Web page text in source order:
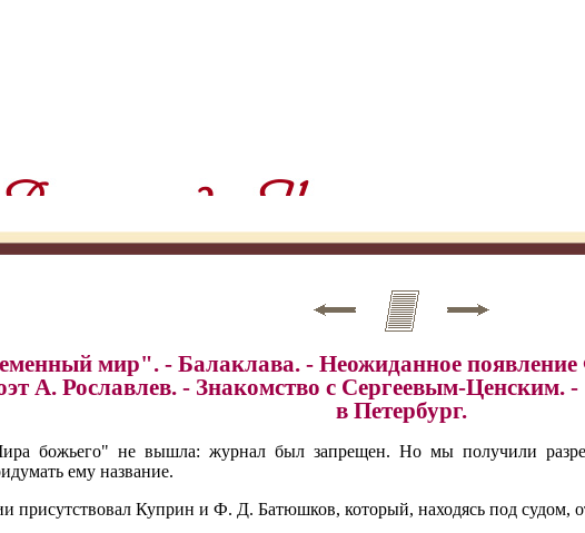
мир". - Балаклава. - Неожиданное
А. Рославлев. - Знакомство с Сергеевым-Ценским.
в Петербург.
божьего" не вышла: журнал был запрещен. Но мы получили
ему название.
присутствовал Куприн и Ф. Д. Батюшков, который, находясь под судом,